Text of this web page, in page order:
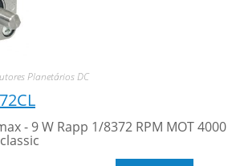
Planetários DC
- 9 W Rapp 1/8372 RPM MOT 4000